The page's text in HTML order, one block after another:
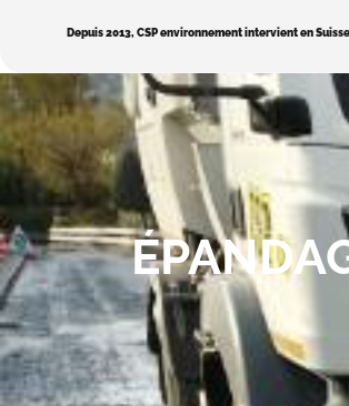
Depuis 2013, CSP environnement intervient en